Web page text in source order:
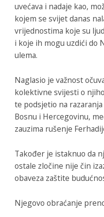
uvećava i nadaje kao,
kojem se svijet danas
vrijednostima koje su
i koje ih mogu uzdići do
ulema.
Naglasio je važnost
kolektivne svijesti o
te podsjetio na
Bosnu i Hercegovinu,
zauzima rušenje
Također je istaknuo da
ostale zločine nije čin
obaveza zaštite
Njegovo obraćanje